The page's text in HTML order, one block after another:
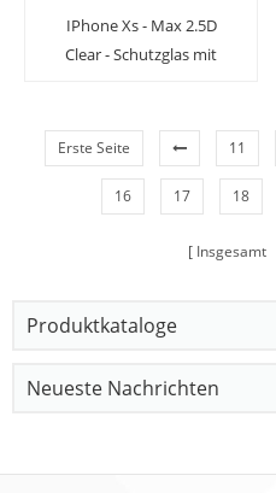
IPhone Xs - Max 2.5D
Clear - Schutzglas mit
Installationsfach
Erste Seite 11
16 17 18
Insgesamt
Produktkataloge
Neueste Nachrichten